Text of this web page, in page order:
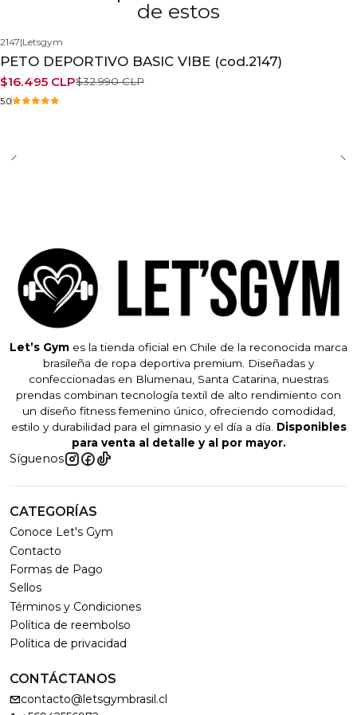
de estos
-50%
2147|Letsgym
PETO DEPORTIVO BASIC VIBE (cod.2147)
$16.495 CLP$32.990 CLP
5.0
Let’s Gym es la tienda oficial en Chile de la reconocida marca
brasileña de ropa deportiva premium. Diseñadas y
confeccionadas en Blumenau, Santa Catarina, nuestras
prendas combinan tecnología textil de alto rendimiento con
un diseño fitness femenino único, ofreciendo comodidad,
estilo y durabilidad para el gimnasio y el día a día. Disponibles
para venta al detalle y al por mayor.
Síguenos
CATEGORÍAS
Conoce Let's Gym
Contacto
Formas de Pago
Sellos
Términos y Condiciones
Política de reembolso
Política de privacidad
CONTÁCTANOS
contacto@letsgymbrasil.cl